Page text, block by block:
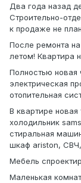
Два года назад
Строительно-
к продаже не
После ремонта
летом! Квартира
Полностью новая
электрическая
отопительная
В квартире новая
холодильник
стиральная
шкаф ariston, СВЧ,
Мебель
Маленькая